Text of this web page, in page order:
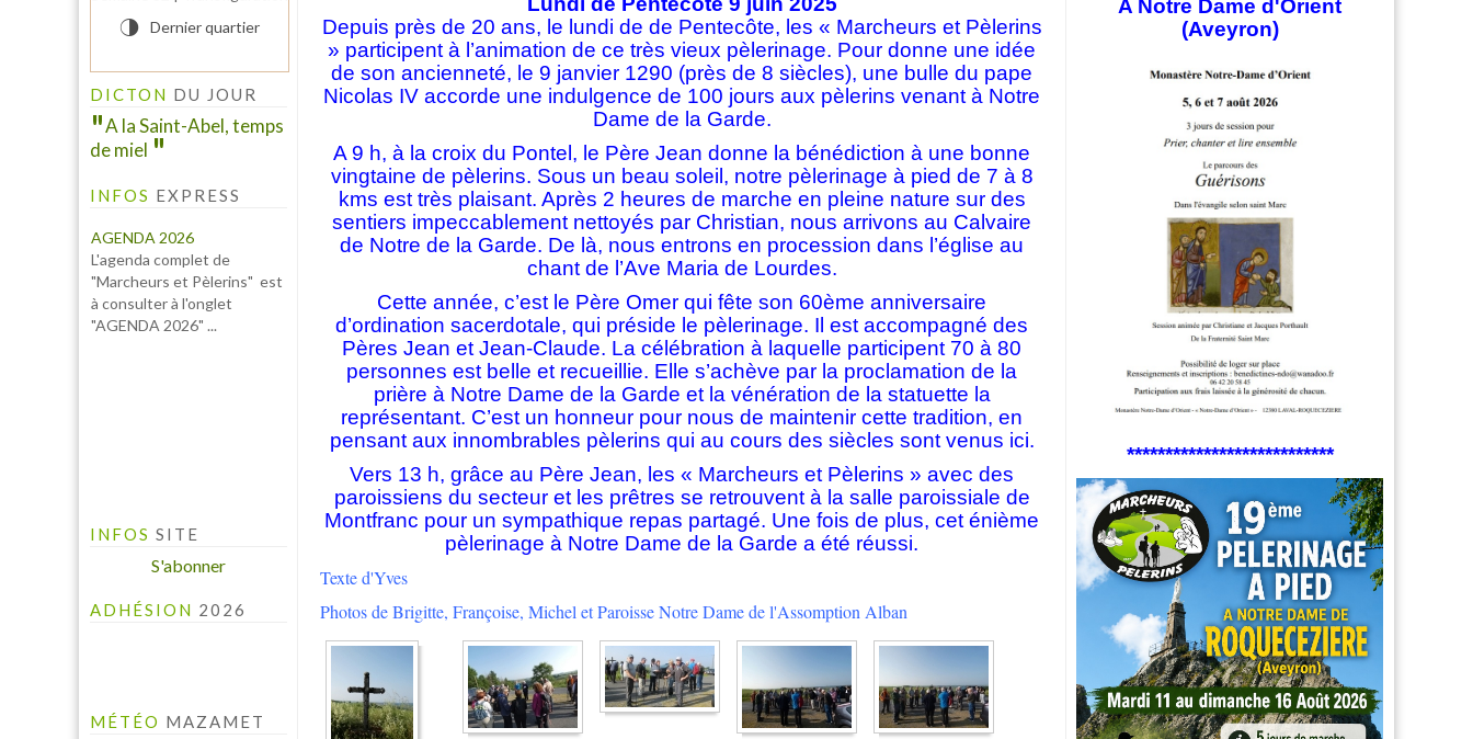
Depuis près de 20 ans, le lundi de de Pentecôte, les « Marcheurs et Pèlerins
» participent à l’animation de ce très vieux pèlerinage. Pour donne une idée
de son ancienneté, le 9 janvier 1290 (près de 8 siècles), une bulle du pape
Nicolas IV accorde une indulgence de 100 jours aux pèlerins venant à Notre
Dame de la Garde.
A 9 h, à la croix du Pontel, le Père Jean donne la bénédiction à une bonne
vingtaine de pèlerins. Sous un beau soleil, notre pèlerinage à pied de 7 à 8
kms est très plaisant. Après 2 heures de marche en pleine nature sur des
sentiers impeccablement nettoyés par Christian, nous arrivons au Calvaire
de Notre de la Garde. De là, nous entrons en procession dans l’église au
chant de l’Ave Maria de Lourdes.
Cette année, c’est le Père Omer qui fête son 60ème anniversaire
d’ordination sacerdotale, qui préside le pèlerinage. Il est accompagné des
Pères Jean et Jean-Claude. La célébration à laquelle participent 70 à 80
personnes est belle et recueillie. Elle s’achève par la proclamation de la
prière à Notre Dame de la Garde et la vénération de la statuette la
représentant. C’est un honneur pour nous de maintenir cette tradition, en
pensant aux innombrables pèlerins qui au cours des siècles sont venus ici.
Vers 13 h, grâce au Père Jean, les « Marcheurs et Pèlerins » avec des
paroissiens du secteur et les prêtres se retrouvent à la salle paroissiale de
Montfranc pour un sympathique repas partagé. Une fois de plus, cet énième
pèlerinage à Notre Dame de la Garde a été réussi.
Texte d'Yves
Photos de Brigitte, Françoise, Michel et Paroisse Notre Dame de l'Assomption Alban
T Dernier quartier
DICTON DU JOUR
A la Saint-Abel, temps
de miel
INFOS EXPRESS
AGENDA 2026
L'agenda complet de
"Marcheurs et Pèlerins" est
à consulter à l'onglet
"AGENDA 2026" ...
Le PELINFO N° 109 du 1
juillet 2026 vient de sortir :
PELINFO"...
INFOS SITE
S'abonner
ADHÉSION 2026
MÉTÉO MAZAMET
A Notre Dame d'Orient
(Aveyron)
***************************